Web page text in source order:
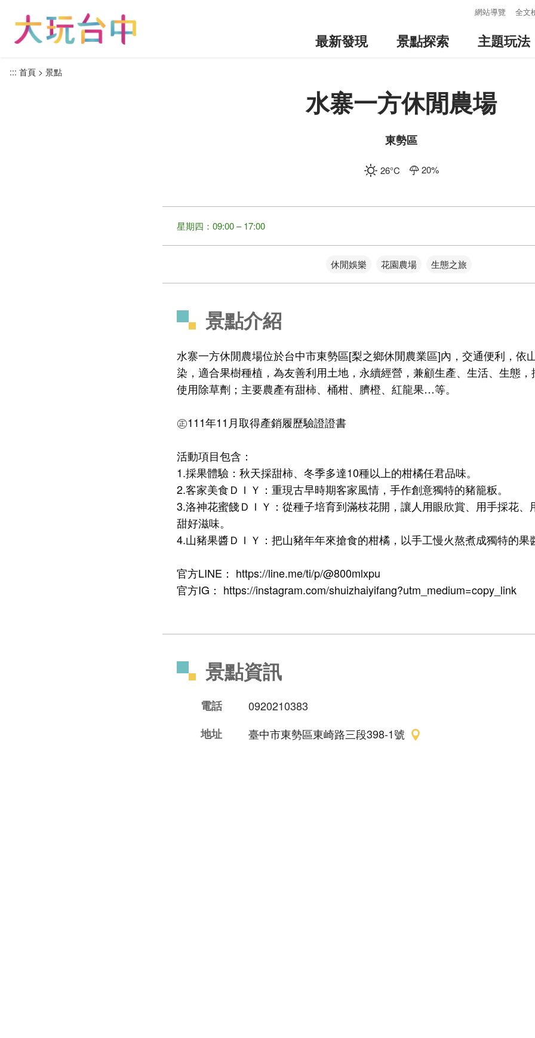
網站導覽 全文
最新發現 景點探索 主題玩法
::: 首頁 景點
水寨一方休閒農場
東勢區
26°C 20%
星期四：09:00 – 17:00
休閒娛樂 花園農場 生態之旅
景點介紹
水寨一方休閒農場位於台中市東勢區[梨之鄉休閒農業區]內，交通便利，依
染，適合果樹種植，為友善利用土地，永續經營，兼顧生產、生活、生態
使用除草劑；主要農產有甜柿、桶柑、臍橙、紅龍果…等。
㊣111年11月取得產銷履歷驗證證書
活動項目包含：
1.採果體驗：秋天採甜柿、冬季多達10種以上的柑橘任君品味。
2.客家美食ＤＩＹ：重現古早時期客家風情，手作創意獨特的豬籠粄。
3.洛神花蜜餞ＤＩＹ：從種子培育到滿枝花開，讓人用眼欣賞、用手採花、
甜好滋味。
4.山豬果醬ＤＩＹ：把山豬年年來搶食的柑橘，以手工慢火熬煮成獨特的果
官方LINE： https://line.me/ti/p/@800mlxpu
官方IG： https://instagram.com/shuizhaiyifang?utm_medium=copy_link
景點資訊
電話
0920210383
地址
臺中市東勢區東崎路三段398-1號